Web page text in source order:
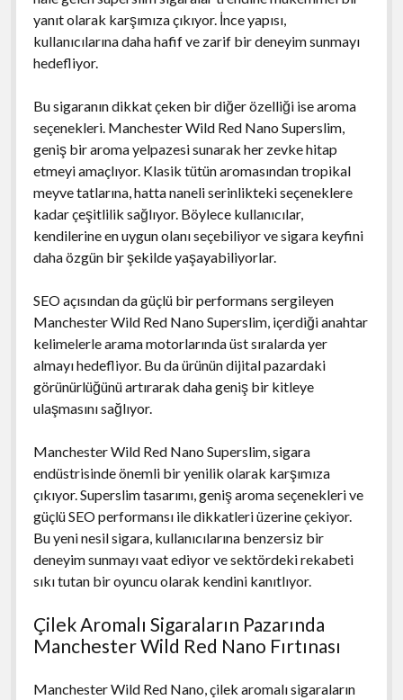
yanıt olarak karşımıza çıkıyor. İnce yapısı,
kullanıcılarına daha hafif ve zarif bir deneyim sunmayı
hedefliyor.
Bu sigaranın dikkat çeken bir diğer özelliği ise aroma
seçenekleri. Manchester Wild Red Nano Superslim,
geniş bir aroma yelpazesi sunarak her zevke hitap
etmeyi amaçlıyor. Klasik tütün aromasından tropikal
meyve tatlarına, hatta naneli serinlikteki seçeneklere
kadar çeşitlilik sağlıyor. Böylece kullanıcılar,
kendilerine en uygun olanı seçebiliyor ve sigara keyfini
daha özgün bir şekilde yaşayabiliyorlar.
SEO açısından da güçlü bir performans sergileyen
Manchester Wild Red Nano Superslim, içerdiği anahtar
kelimelerle arama motorlarında üst sıralarda yer
almayı hedefliyor. Bu da ürünün dijital pazardaki
görünürlüğünü artırarak daha geniş bir kitleye
ulaşmasını sağlıyor.
Manchester Wild Red Nano Superslim, sigara
endüstrisinde önemli bir yenilik olarak karşımıza
çıkıyor. Superslim tasarımı, geniş aroma seçenekleri ve
güçlü SEO performansı ile dikkatleri üzerine çekiyor.
Bu yeni nesil sigara, kullanıcılarına benzersiz bir
deneyim sunmayı vaat ediyor ve sektördeki rekabeti
sıkı tutan bir oyuncu olarak kendini kanıtlıyor.
Çilek Aromalı Sigaraların Pazarında
Manchester Wild Red Nano Fırtınası
Manchester Wild Red Nano, çilek aromalı sigaraların